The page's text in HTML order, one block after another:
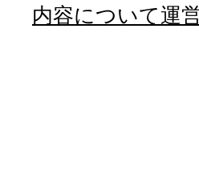
内容について運